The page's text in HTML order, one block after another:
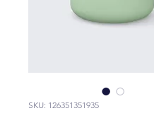
SKU: 126351351935